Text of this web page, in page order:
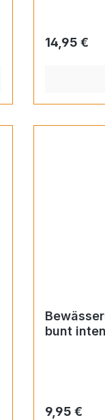
Regulärer
14,95 €
bunt
Regulärer
9,95 €